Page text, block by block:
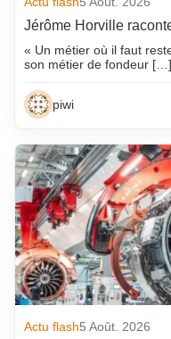
Jérôme Horville
« Un métier où il faut
son métier de fondeur […]
piwi
Actu flash5 Août. 2026